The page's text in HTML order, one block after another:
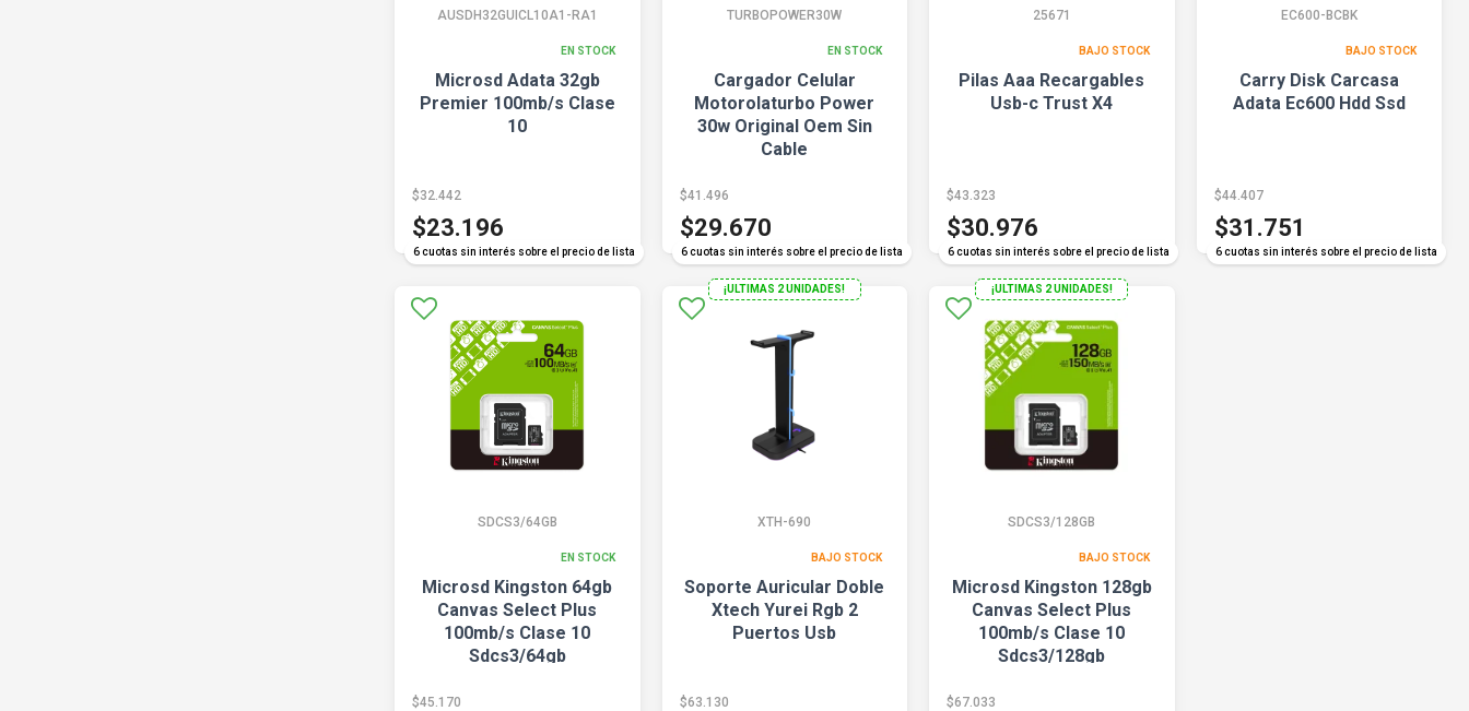
AUSDH32GUICL10A1-RA1
EN STOCK
Microsd Adata 32gb
Premier 100mb/s Clase
10
6 cuotas sin interés sobre el precio de lista
$32.442
$23.196
TURBOPOWER30W
EN STOCK
Cargador Celular
Motorolaturbo Power
30w Original Oem Sin
Cable
6 cuotas sin interés sobre el precio de lista
$41.496
$29.670
25671
BAJO STOCK
Pilas Aaa Recargables
Usb-c Trust X4
6 cuotas sin interés sobre el precio de lista
$43.323
$30.976
EC600-BCBK
BAJO STOCK
Carry Disk Carcasa
Adata Ec600 Hdd Ssd
6 cuotas sin interés sobre el precio de lista
$44.407
$31.751
SDCS3/64GB
EN STOCK
Microsd Kingston 64gb
Canvas Select Plus
100mb/s Clase 10
Sdcs3/64gb
$45.170
¡ULTIMAS 2 UNIDADES!
XTH-690
BAJO STOCK
Soporte Auricular Doble
Xtech Yurei Rgb 2
Puertos Usb
$63.130
¡ULTIMAS 2 UNIDADES!
SDCS3/128GB
BAJO STOCK
Microsd Kingston 128gb
Canvas Select Plus
100mb/s Clase 10
Sdcs3/128gb
$67.033